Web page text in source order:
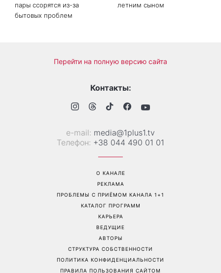
пары ссорятся из-за
бытовых проблем
летним сыном
Перейти на полную версию сайта
Контакты:
е-mail: media@1plus1.tv
Телефон: +38 044 490 01 01
О КАНАЛЕ
РЕКЛАМА
ПРОБЛЕМЫ С ПРИЁМОМ КАНАЛА 1+1
КАТАЛОГ ПРОГРАММ
КАРЬЕРА
ВЕДУЩИЕ
АВТОРЫ
СТРУКТУРА СОБСТВЕННОСТИ
ПОЛИТИКА КОНФИДЕНЦИАЛЬНОСТИ
ПРАВИЛА ПОЛЬЗОВАНИЯ САЙТОМ